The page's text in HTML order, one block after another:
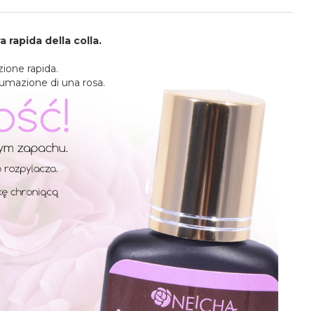
rapida della colla.
rapida.
di una rosa.